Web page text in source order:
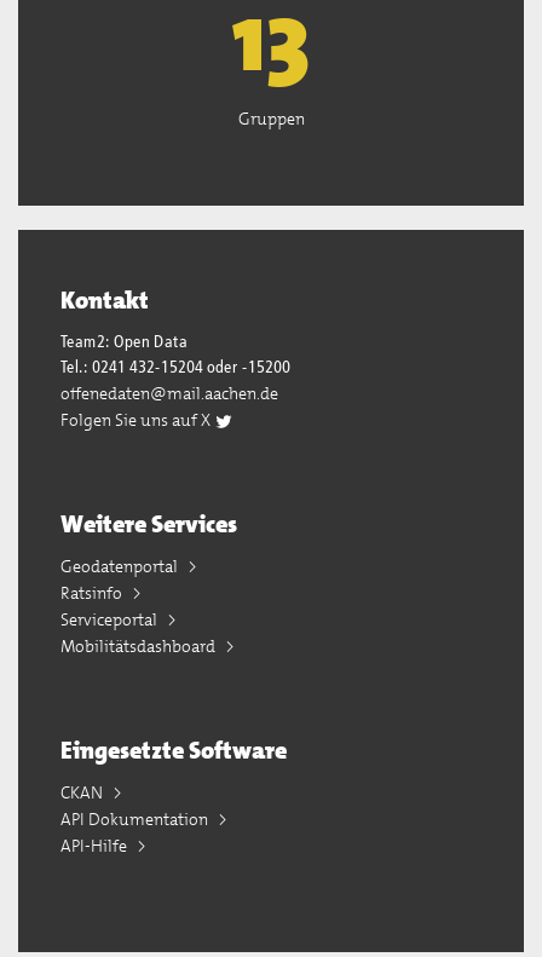
13
Gruppen
Kontakt
Team2: Open Data
Tel.: 0241 432-15204 oder -15200
offenedaten@mail.aachen.de
Folgen Sie uns auf X
Weitere Services
Geodatenportal
Ratsinfo
Serviceportal
Mobilitätsdashboard
Eingesetzte Software
CKAN
API Dokumentation
API-Hilfe